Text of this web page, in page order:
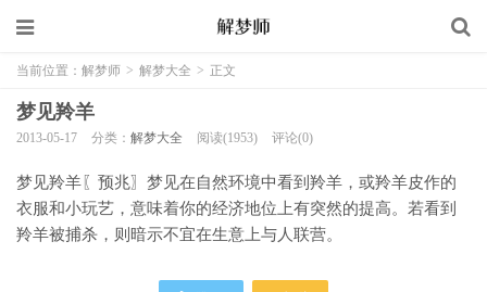
当前位置： 解梦师 > 解梦大全 > 正文
梦见羚羊
2013-05-17 分类： 解梦大全 阅读(1953) 评论(0)
梦见羚羊〖预兆〗梦见在自然环境中看到羚羊，或羚羊皮作的
衣服和小玩艺，意味着你的经济地位上有突然的提高。若看到
羚羊被捕杀，则暗示不宜在生意上与人联营。